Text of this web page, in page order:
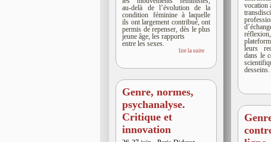
au-delà de l’évolution de la
condition féminine à laquelle
ils ont largement contribué, ont
permis de repenser, dès le plus
jeune âge, les rapports
entre les sexes.
lire la suite
Genre, normes,
psychanalyse.
Critique et
innovation
vocation
leurs
dans le
desseins.